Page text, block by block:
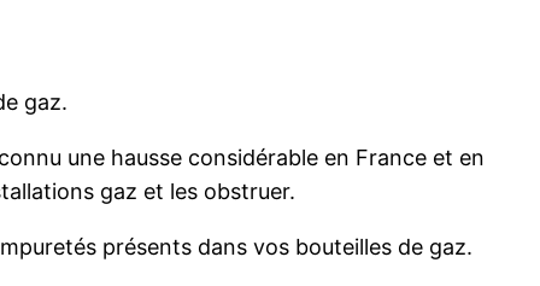
gaz.
une hausse considérable en France et en
gaz et les obstruer.
présents dans vos bouteilles de gaz.